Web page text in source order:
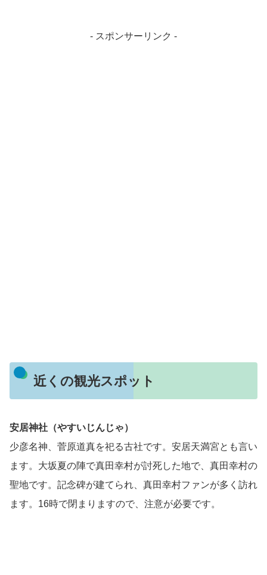
- スポンサーリンク -
近くの観光スポット
安居神社（やすいじんじゃ）
少彦名神、菅原道真を祀る古社です。安居天満宮とも言い
ます。大坂夏の陣で真田幸村が討死した地で、真田幸村の
聖地です。記念碑が建てられ、真田幸村ファンが多く訪れ
ます。16時で閉まりますので、注意が必要です。